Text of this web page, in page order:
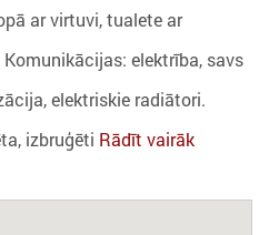
ar virtuvi, tualete ar
elektrība, savs
elektriskie radiātori.
izbruģēti Rādīt vairāk